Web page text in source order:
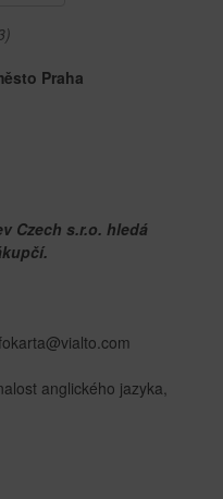
Praha
Czech s.r.o. hledá
anglického jazyka,